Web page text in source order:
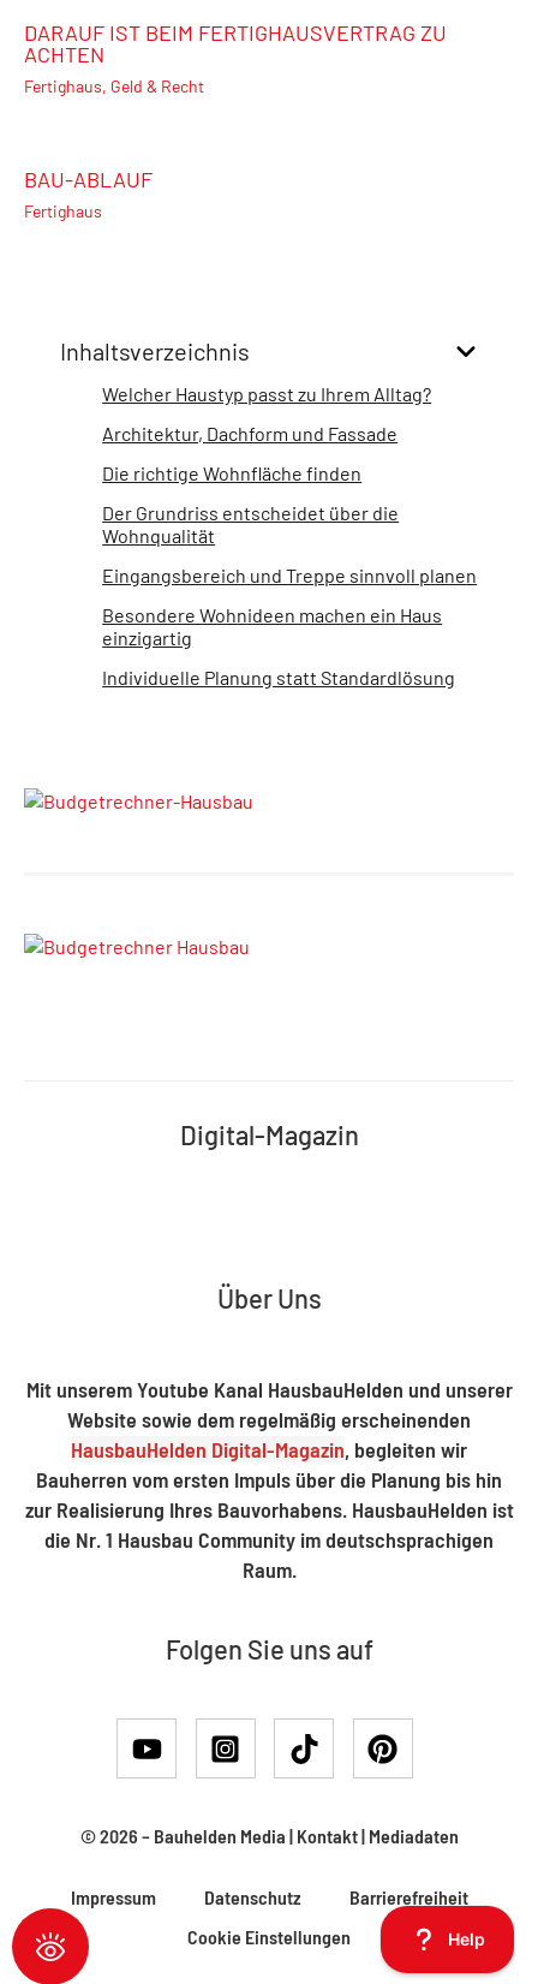
DARAUF IST BEIM FERTIGHAUSVERTRAG ZU
ACHTEN
Fertighaus, Geld & Recht
BAU-ABLAUF
Fertighaus
Inhaltsverzeichnis
Welcher Haustyp passt zu Ihrem Alltag?
Architektur, Dachform und Fassade
Die richtige Wohnfläche finden
Der Grundriss entscheidet über die
Wohnqualität
Eingangsbereich und Treppe sinnvoll planen
Besondere Wohnideen machen ein Haus
einzigartig
Individuelle Planung statt Standardlösung
Digital-Magazin
Über Uns
Mit unserem Youtube Kanal HausbauHelden und unserer
Website sowie dem regelmäßig erscheinenden
HausbauHelden Digital-Magazin, begleiten wir
Bauherren vom ersten Impuls über die Planung bis hin
zur Realisierung Ihres Bauvorhabens. HausbauHelden ist
die Nr. 1 Hausbau Community im deutschsprachigen
Raum.
Folgen Sie uns auf
© 2026 – Bauhelden Media | Kontakt| Mediadaten
Impressum Datenschutz
Barrierefreiheit
Cookie Einstellungen